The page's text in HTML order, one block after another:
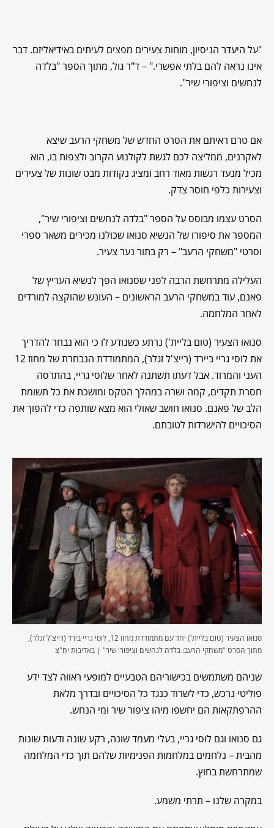
"על היעדר הניסיון, מוחות צעירים מפצים לעיתים באידיאליזם. דבר
אינו נראה להם בלתי אפשרי." – ד"ר גול, מתוך הספר "בלדה
לנחשים וציפורי שיר".
אם טרם ראיתם את הסרט החדש של משחקי הרעב שיצא
לאקרנים, ממליצה לכם לגשת לקולנוע הקרוב ולצפות בו, הוא
מכיל מנעד רגשות מאוד רחב ומציג נקודות מבט שונות של צעירים
וצעירות כלפי חוסר צדק.
הסרט עצמו מבוסס על הספר "בלדה לנחשים וציפורי שיר",
המספר את סיפורו של הנשיא סנואו שכולנו מכירים משאר ספרי
וסרטי "משחקי הרעב" – רק בתור נער צעיר.
העלילה מתרחשת הרבה לפני שסנואו הפך לנשיא העריץ של
פאנם, עוד במשחקי הרעב הראשונים – העונש שהוקצה למורדים
לאחר המלחמה.
סנואו הצעיר (טום בליית') נרתע כשנודע לו כי הוא נבחר להדריך
את לוסי גריי ביירד (רייצ'ל זגלר), המתמודדת הנבחרת של מחוז 12
העני והמרוד. אבל דעתו תשתנה לאחר שלוסי גריי, בהתרסה
חסרת תקדים, קמה ושרה במהלך הטקס ומושכת את כל תשומת
הלב של פאנם. סנואו חושב שאולי הוא מצא שותפה כדי להפוך את
הסיכויים להישרדות לטובתם.
סנואו הצעיר (טום בליית') יחד עם מתמודדת מחוז 12, לוסי גריי בירד (רייצ'ל זגלר),
מתוך הסרט "משחקי הרעב: בלדה לנחשים וציפורי שיר" | באדיבות יח"צ
שניהם משתמשים בכישוריהם הטבעיים למופעי ראווה לצד ידע
פוליטי נרכש, כדי לשרוד כנגד כל הסיכויים ובדרך מלאת
ההרפתקאות הם יחשפו מיהו ציפור שיר ומי הנחש.
גם סנואו וגם לוסי גריי, בעלי מעמד שונה, רקע שונה ודעות שונות
מהבית – נלחמים במלחמות הפנימיות שלהם תוך כדי המלחמה
שמתרחשת בחוץ.
במקרה שלנו – תרתי משמע.